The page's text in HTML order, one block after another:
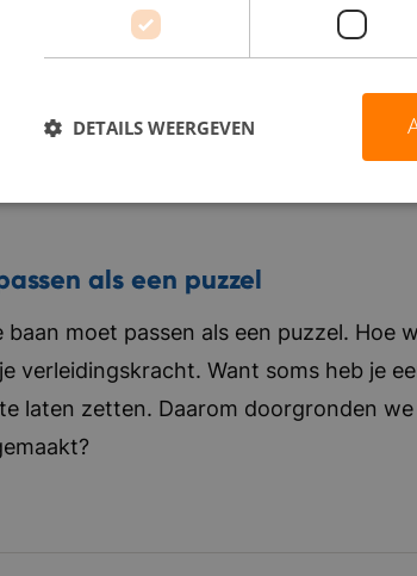
als een puzzel
baan moet passen als een puzzel. Hoe
verleidingskracht. Want soms heb je
laten zetten. Daarom doorgronden
DETAILS WEERGEVEN